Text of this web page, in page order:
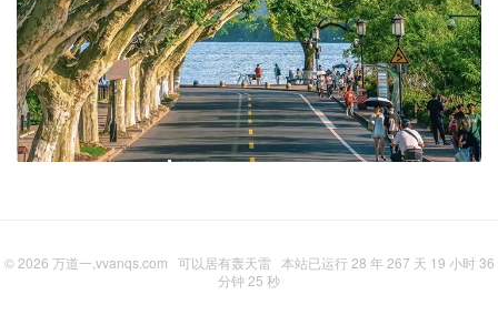
© 2026 万道一,vvanqs.com 可以居有轰天雷 本站已运行 28 年 267 天 19 小时 36
分钟 26 秒